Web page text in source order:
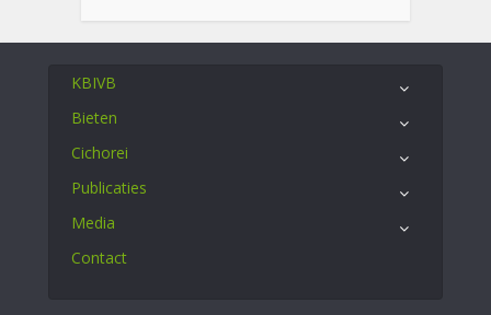
KBIVB
Bieten
Cichorei
Publicaties
Media
Contact